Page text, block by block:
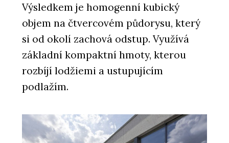
Výsledkem je homogenní kubický
objem na čtvercovém půdorysu, který
si od okolí zachová odstup. Využívá
základní kompaktní hmoty, kterou
rozbíjí lodžiemi a ustupujícím
podlažím.